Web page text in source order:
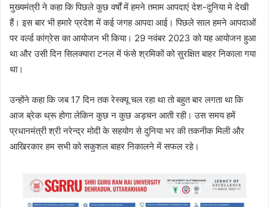
मुख्यमंत्री ने कहा कि पिछले कुछ वर्षों में हमने तमाम आपदाएं देश-दुनिया मे देखी
हैं। इस बार भी हमारे प्रदेश में कई जगह आपदा आई। पिछले साल हमने आपदाओं
पर वर्ल्ड कांग्रेस का आयोजन भी किया। 29 नवंबर 2023 को यह आयोजन हुआ
था और उसी दिन सिलक्यारा टनल में फंसे श्रमिकों को सुरक्षित बाहर निकाला गया
था।
उन्होंने कहा कि जब 17 दिन तक रेस्क्यू चल रहा था तो बहुत बार लगता था कि
आज ब्रेक थ्रू होगा लेकिन कुछ न कुछ अड़चन आती रही। उस समय हमें
प्रधानमंत्री श्री नरेन्द्र मोदी के सहयोग से दुनिया भर की तकनीक मिली और
आखिरकार हम सभी को सकुशल बाहर निकालने में सफल रहे।